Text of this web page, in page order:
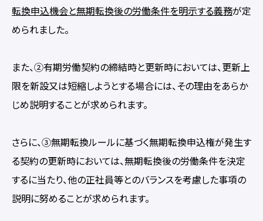
転換申込機会と無期転換後の労働条件を明示する義務が定
められました。
また、②有期労働契約の締結時と更新時においては、更新上
限を新設又は短縮しようとする場合には、その理由をあらか
じめ説明することが求められます。
さらに、③無期転換ルールに基づく無期転換申込権が発生す
る契約の更新時においては、無期転換後の労働条件を決定
するに当たり、他の正社員等とのバランスを考慮した事項の
説明に努めることが求められます。